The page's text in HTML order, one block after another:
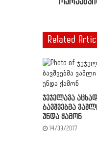
Related
ჯეჯელავა
ბავშვებმა
უნდა ჭამონ
14/09/2017